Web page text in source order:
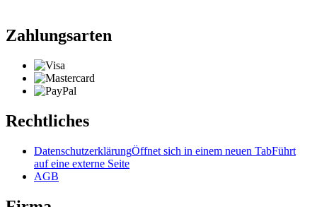
Zahlungsarten
Rechtliches
DatenschutzerklärungÖffnet sich in einem neuen TabFührt
auf eine externe Seite
AGB